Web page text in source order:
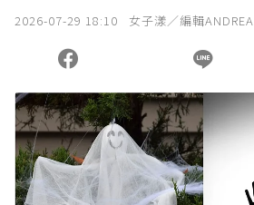
2026-07-29 18:10 女子漾／編輯ANDREA